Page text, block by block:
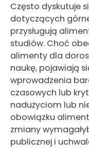
Często dyskutuje
dotyczących
przysługują
studiów. Choć
alimenty dla
naukę, pojawiają
wprowadzenia
czasowych lub
nadużyciom lub
obowiązku
zmiany
publicznej i